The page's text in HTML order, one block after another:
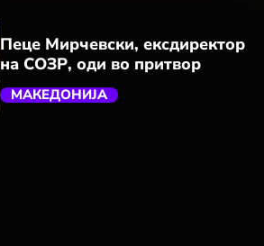
Пеце Мирчевски, ексдиректор
на СОЗР, оди во притвор
МАКЕДОНИЈА